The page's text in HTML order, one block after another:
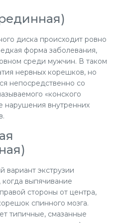
диска происходит ровно
форма заболевания,
среди мужчин. В таком
нервных корешков, но
непосредственно со
«конского
нарушения внутренних
вариант экструзии
выпячивание
стороны от центра,
спинного мозга.
типичные, смазанные